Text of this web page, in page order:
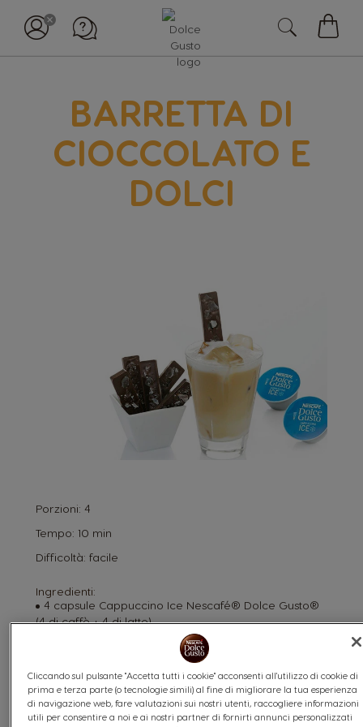
BARRETTA DI
CIOCCOLATO E
DOLCI
Porzioni: 4
Tempo: 10 min
Difficoltà: facile
Ingredienti:
4 capsule Cappuccino Ice Nescafé® Dolce Gusto®
(4 di caffè + 4 di latte)
50 g di copertura di cioccolato (cacao 55%)
8-10 caramelle (es: miele, eucalipto, limone...)
Utensili:
1 macchina Nescafé® Dolce Gusto®
Cliccando sul pulsante "Accetta tutti i cookie" acconsenti all'utilizzo di cookie di
prima e terza parte (o tecnologie simili) al fine di migliorare la tua esperienza
di navigazione web, fare valutazioni sui nostri utenti, raccogliere informazioni
utili per consentire a noi e ai nostri partner di fornirti annunci personalizzati